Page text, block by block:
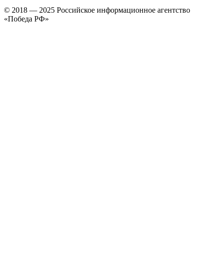
© 2018 — 2025 Российское информационное агентство
«Победа РФ»